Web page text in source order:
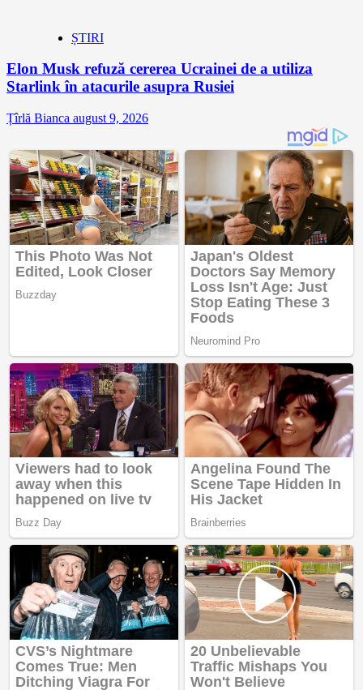
ȘTIRI
Elon Musk refuză cererea Ucrainei de a utiliza
Starlink în atacurile asupra Rusiei
Țîrlă Bianca august 9, 2026